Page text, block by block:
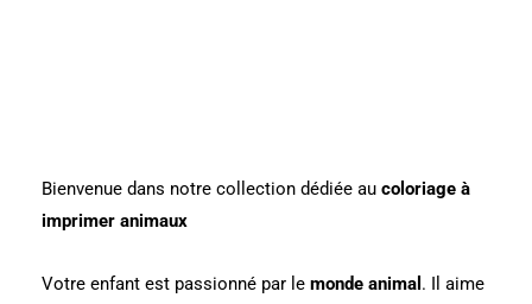
Bienvenue dans notre collection dédiée au coloriage à
imprimer animaux
Votre enfant est passionné par le monde animal . Il aime